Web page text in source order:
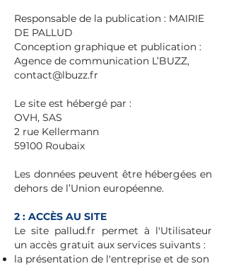
Responsable de la publication : MAIRIE
DE PALLUD
Conception graphique et publication :
Agence de communication L’BUZZ,
contact@lbuzz.fr
Le site est hébergé par :
OVH, SAS
2 rue Kellermann
59100 Roubaix
Les données peuvent être hébergées en
dehors de l’Union européenne.
2 : ACCÈS AU SITE
Le site pallud.fr permet à l'Utilisateur
un accès gratuit aux services suivants :
la présentation de l'entreprise et de son